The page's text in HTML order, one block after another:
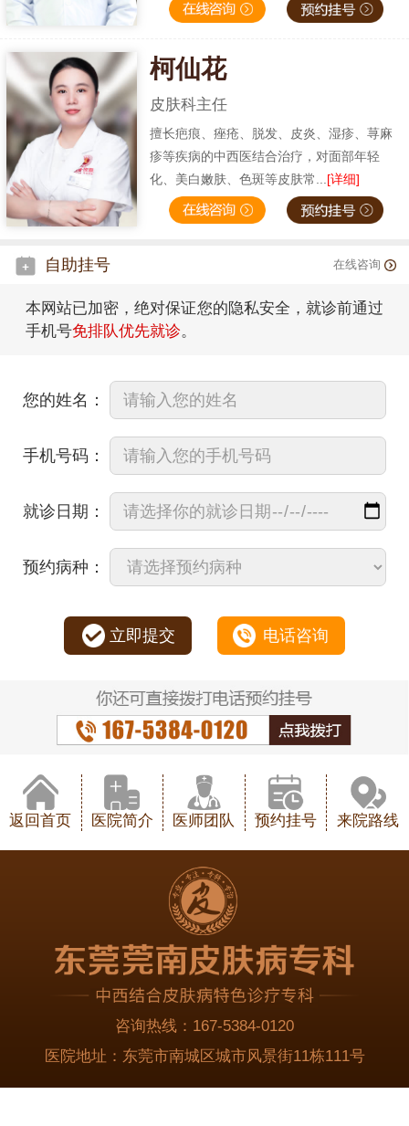
柯仙花
皮肤科主任
擅长疤痕、痤疮、脱发、皮炎、湿疹、荨麻
疹等疾病的中西医结合治疗，对面部年轻
化、美白嫩肤、色斑等皮肤常...[详细]
自助挂号 在线咨询
本网站已加密，绝对保证您的隐私安全，就诊前通过
手机号免排队优先就诊。
您的姓名：
手机号码：
就诊日期：
预约病种：
立即提交 电话咨询
返回首页 医院简介 医师团队 预约挂号 来院路线
咨询热线： 167-5384-0120
医院地址： 东莞市南城区城市风景街11栋111号